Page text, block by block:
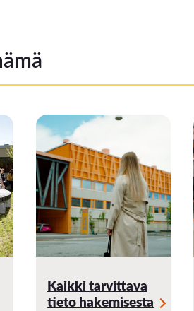
Kaikki tarvittava
tieto hakemisesta